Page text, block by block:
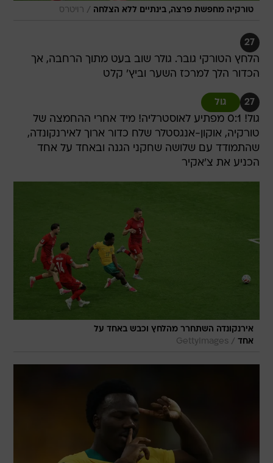
טורקיה מחפשת פרצה, בינתיים ללא הצלחה / רויטרס
27
הלחץ הטורקי גובר. גולר שוב בעט מתוך הרחבה, אך
הכדור הלך למרכז השער וביץ' קלט
27 גול
גול! 0:1 מפתיע לאוסטרליה! מיד אחרי ההחמצה של
טורקיה, אוקון-אנגסטלר שלח כדור ארוך לאירנקונדה,
שהתמודד עם שלושה שחקני הגנה ובאחד על אחד
הכניע את צ'אקיר
אירנקונדה השתחרר מהלחץ וכבש באחד על
אחד /
GettyImages